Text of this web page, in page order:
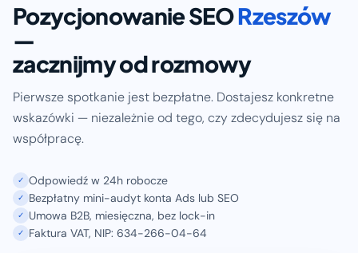
Pozycjonowanie SEORzeszów
—
zacznijmy od rozmowy
Pierwsze spotkanie jest bezpłatne. Dostajesz konkretne
wskazówki — niezależnie od tego, czy zdecydujesz się na
współpracę.
✓ Odpowiedź w 24h robocze
✓ Bezpłatny mini-audyt konta Ads lub SEO
✓ Umowa B2B, miesięczna, bez lock-in
✓ Faktura VAT, NIP: 634-266-04-64